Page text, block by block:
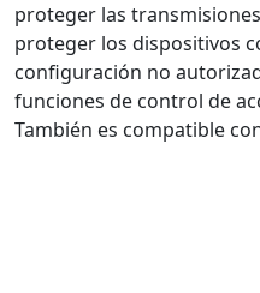
proteger las
proteger los dispositivos
configuración no
funciones de control de
También es compatible